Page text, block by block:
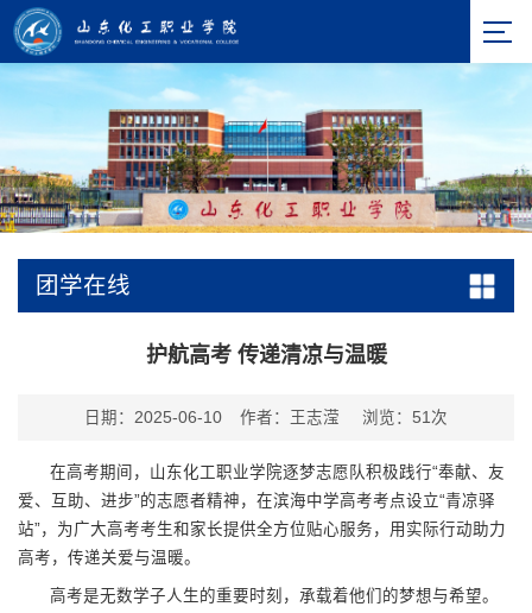
团学在线
护航高考 传递清凉与温暖
日期：2025-06-10 作者：王志滢 浏览： 51次
在高考期间，山东化工职业学院逐梦志愿队积极践行“奉献、友
爱、互助、进步”的志愿者精神，在滨海中学高考考点设立“青凉驿
站”，为广大高考考生和家长提供全方位贴心服务，用实际行动助力
高考，传递关爱与温暖。
高考是无数学子人生的重要时刻，承载着他们的梦想与希望。